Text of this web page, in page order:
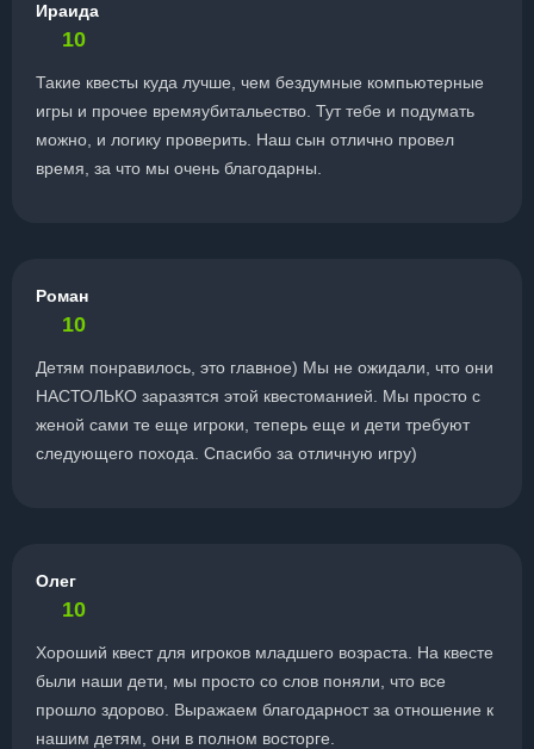
Ираида
10
Такие квесты куда лучше, чем бездумные компьютерные
игры и прочее времяубитальество. Тут тебе и подумать
можно, и логику проверить. Наш сын отлично провел
время, за что мы очень благодарны.
Роман
10
Детям понравилось, это главное) Мы не ожидали, что они
НАСТОЛЬКО заразятся этой квестоманией. Мы просто с
женой сами те еще игроки, теперь еще и дети требуют
следующего похода. Спасибо за отличную игру)
Олег
10
Хороший квест для игроков младшего возраста. На квесте
были наши дети, мы просто со слов поняли, что все
прошло здорово. Выражаем благодарност за отношение к
нашим детям, они в полном восторге.